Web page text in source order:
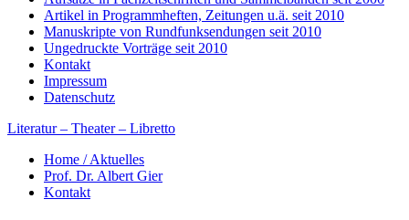
Artikel in Programmheften, Zeitungen u.ä. seit 2010
Manuskripte von Rundfunksendungen seit 2010
Ungedruckte Vorträge seit 2010
Kontakt
Impressum
Datenschutz
Literatur – Theater – Libretto
Home / Aktuelles
Prof. Dr. Albert Gier
Kontakt